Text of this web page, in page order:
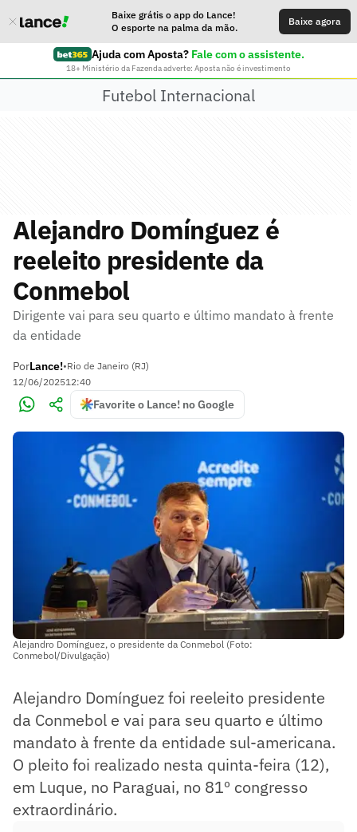
Baixe grátis o app do Lance!
O esporte na palma da mão.
Baixe agora
Ajuda com Aposta? Fale com o assistente.
18+ Ministério da Fazenda adverte: Aposta não é investimento
Futebol Internacional
Alejandro Domínguez é
reeleito presidente da
Conmebol
Dirigente vai para seu quarto e último mandato à frente
da entidade
PorLance!•Rio de Janeiro (RJ)
12/06/202512:40
Favorite o Lance! no Google
Alejandro Domínguez, o presidente da Conmebol (Foto:
Conmebol/Divulgação)
Alejandro Domínguez foi reeleito presidente
da Conmebol e vai para seu quarto e último
mandato à frente da entidade sul-americana.
O pleito foi realizado nesta quinta-feira (12),
em Luque, no Paraguai, no 81º congresso
extraordinário.